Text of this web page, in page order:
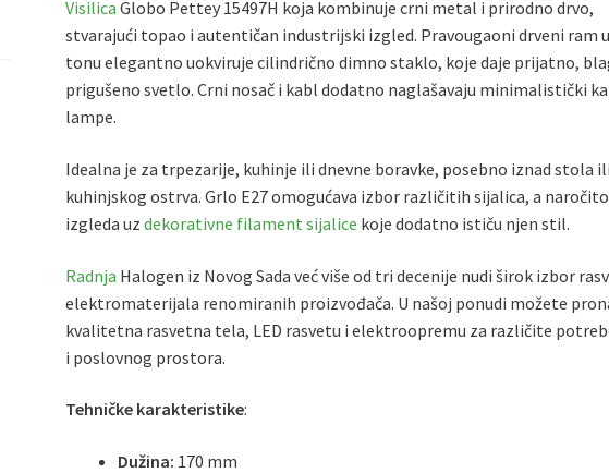
Visilica Globo Pettey 15497H koja kombinuje crni metal i prirodno drvo,
stvarajući topao i autentičan industrijski izgled. Pravougaoni drveni ram
tonu elegantno uokviruje cilindrično dimno staklo, koje daje prijatno,
prigušeno svetlo. Crni nosač i kabl dodatno naglašavaju minimalistički
lampe.
Idealna je za trpezarije, kuhinje ili dnevne boravke, posebno iznad stola ili
kuhinjskog ostrva. Grlo E27 omogućava izbor različitih sijalica, a
izgleda uzdekorativne filament sijalice koje dodatno ističu njen stil.
Radnja Halogen iz Novog Sada već više od tri decenije nudi širok izbor
elektromaterijala renomiranih proizvođača. U našoj ponudi možete
kvalitetna rasvetna tela, LED rasvetu i elektroopremu za različite
i poslovnog prostora.
Tehničke karakteristike:
Dužina: 170 mm